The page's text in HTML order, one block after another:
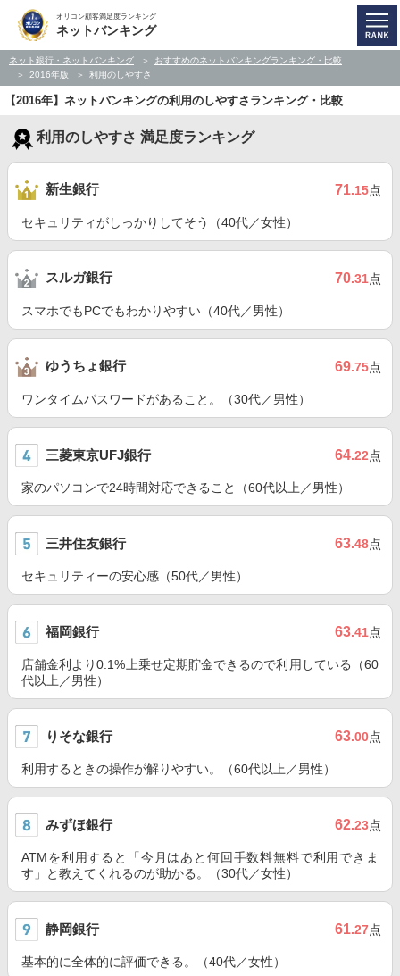
オリコン顧客満足度ランキング
ネットバンキング
ネット銀行・ネットバンキング
おすすめのネットバンキングランキング・比較
2016年版
利用のしやすさ
【2016年】ネットバンキングの利用のしやすさランキング・比較
利用のしやすさ 満足度ランキング
新生銀行 71.15点
セキュリティがしっかりしてそう（40代／女性）
スルガ銀行 70.31点
スマホでもPCでもわかりやすい（40代／男性）
ゆうちょ銀行 69.75点
ワンタイムパスワードがあること。（30代／男性）
三菱東京UFJ銀行 64.22点
家のパソコンで24時間対応できること（60代以上／男性）
三井住友銀行 63.48点
セキュリティーの安心感（50代／男性）
福岡銀行 63.41点
店舗金利より0.1%上乗せ定期貯金できるので利用している（60
代以上／男性）
りそな銀行 63.00点
利用するときの操作が解りやすい。（60代以上／男性）
みずほ銀行 62.23点
ATMを利用すると「今月はあと何回手数料無料で利用できま
す」と教えてくれるのが助かる。（30代／女性）
静岡銀行 61.27点
基本的に全体的に評価できる。（40代／女性）